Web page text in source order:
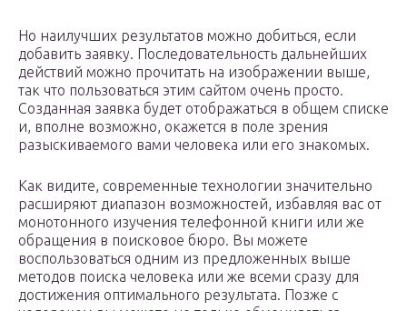
Но наилучших результатов можно добиться, если
добавить заявку. Последовательность дальнейших
действий можно прочитать на изображении выше,
так что пользоваться этим сайтом очень просто.
Созданная заявка будет отображаться в общем списке
и, вполне возможно, окажется в поле зрения
разыскиваемого вами человека или его знакомых.
Как видите, современные технологии значительно
расширяют диапазон возможностей, избавляя вас от
монотонного изучения телефонной книги или же
обращения в поисковое бюро. Вы можете
воспользоваться одним из предложенных выше
методов поиска человека или же всеми сразу для
достижения оптимального результата. Позже с